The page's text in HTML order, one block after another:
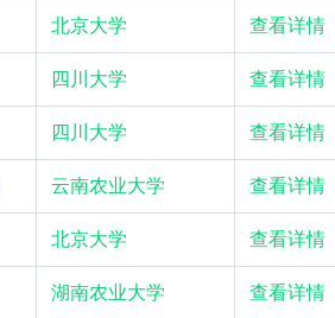
北京大学 查看详情
四川大学 查看详情
四川大学 查看详情
云南农业大学 查看详情
北京大学 查看详情
湖南农业大学 查看详情